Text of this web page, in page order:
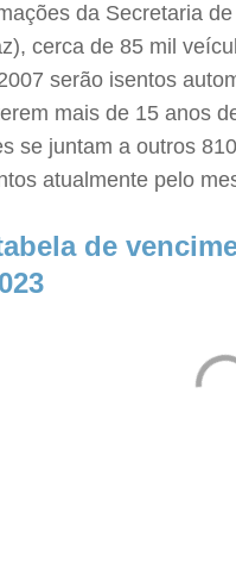
da Secretaria
cerca de 85 mil
serão isentos
mais de 15 anos
se juntam a outros
atualmente pelo
de